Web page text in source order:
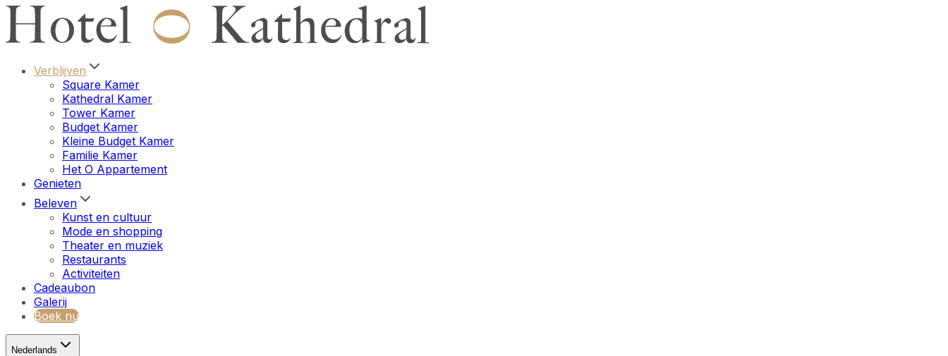
Verblijven
Square Kamer
Kathedral Kamer
Tower Kamer
Budget Kamer
Kleine Budget Kamer
Familie Kamer
Het O Appartement
Genieten
Beleven
Kunst en cultuur
Mode en shopping
Theater en muziek
Restaurants
Activiteiten
Cadeaubon
Galerij
Boek nu
Nederlands